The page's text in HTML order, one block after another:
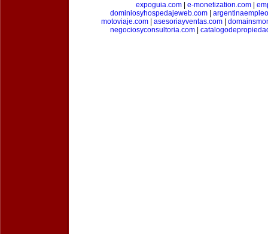
expoguia.com| e-monetization.com|
dominiosyhospedajeweb.com
motoviaje.com
asesoriayventas.com
negociosyconsultoria.com|